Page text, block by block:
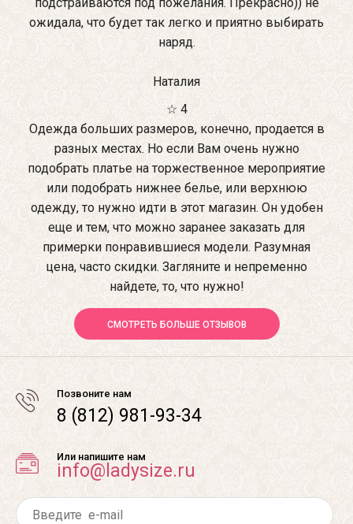
подстраиваются под пожелания. Прекрасно)) не
ожидала, что будет так легко и приятно выбирать
наряд.
Наталия
☆ 4
Одежда больших размеров, конечно, продается в
разных местах. Но если Вам очень нужно
подобрать платье на торжественное мероприятие
или подобрать нижнее белье, или верхнюю
одежду, то нужно идти в этот магазин. Он удобен
еще и тем, что можно заранее заказать для
примерки понравившиеся модели. Разумная
цена, часто скидки. Загляните и непременно
найдете, то, что нужно!
СМОТРЕТЬ БОЛЬШЕ ОТЗЫВОВ
Позвоните нам
8 (812) 981-93-34
Или напишите нам
info@ladysize.ru